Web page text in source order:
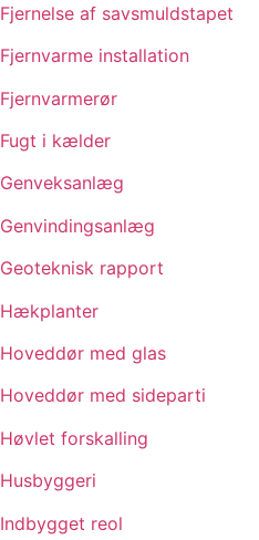
Fjernelse af savsmuldstapet
Fjernvarme installation
Fjernvarmerør
Fugt i kælder
Genveksanlæg
Genvindingsanlæg
Geoteknisk rapport
Hækplanter
Hoveddør med glas
Hoveddør med sideparti
Høvlet forskalling
Husbyggeri
Indbygget reol